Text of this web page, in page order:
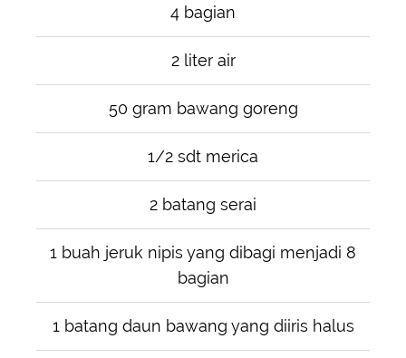
4 bagian
2 liter air
50 gram bawang goreng
1/2 sdt merica
2 batang serai
1 buah jeruk nipis yang dibagi menjadi 8
bagian
1 batang daun bawang yang diiris halus